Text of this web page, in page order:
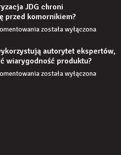
stanie,
jeśli
przez
czas
nie
uzupełnię
braku
JDG chroni
przed komornikiem?
Czy
JDG
chroni
przedsiębiorcę
została wyłączona
autorytet ekspertów,
wiarygodność produktu?
Jak
została wyłączona